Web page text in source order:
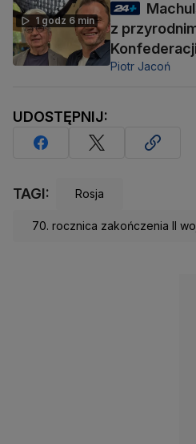
1 godz 6 min
z
Piotr Jacoń
UDOSTĘPNIJ:
TAGI: Rosja
70. rocznica zakończenia II